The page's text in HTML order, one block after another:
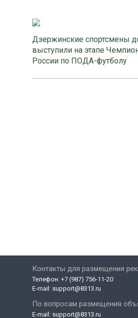
Дзержинские спортсмены
выступили на этапе
России по ПОДА-футболу
Контакты для размещения
Телефон: +7 (987) 756-11-20
E-mail: support@8313.ru
По вопросам размещения
E-mail: support@8313.ru